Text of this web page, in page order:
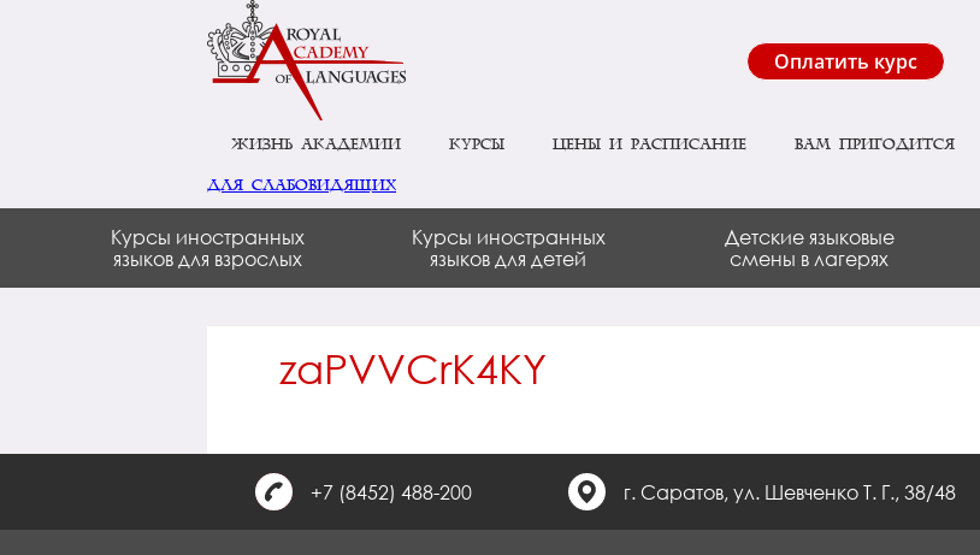
Оплатить курс
Жизнь академии Курсы Цены и расписание Вам пригодится
для слабовидящих
Курсы иностранных
языков для взрослых
Курсы иностранных
языков для детей
Детские языковые
смены в лагерях
zaPVVCrK4KY
+7 (8452) 488-200 г. Саратов, ул. Шевченко Т. Г., 38/48